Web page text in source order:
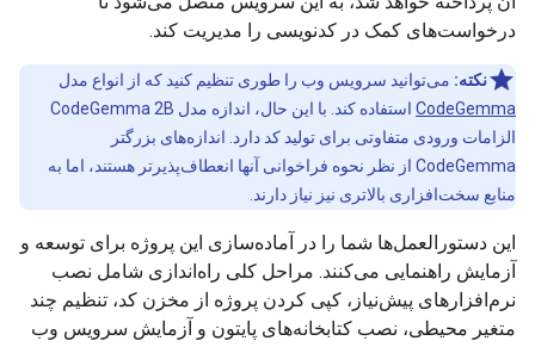
درخواست‌های کمک در کدنویسی را مدیریت کند.
نکته: می‌توانید سرویس وب را طوری تنظیم کنید که از انواع مدل
CodeGemma
استفاده کند. با این حال، اندازه مدل CodeGemma 2B
الزامات ورودی متفاوتی برای تولید کد دارد. اندازه‌های بزرگتر
CodeGemma از نظر نحوه فراخوانی آنها انعطاف‌پذیرتر هستند، اما به
منابع سخت‌افزاری بالاتری نیز نیاز دارند.
این دستورالعمل‌ها شما را در آماده‌سازی این پروژه برای توسعه و
آزمایش راهنمایی می‌کنند. مراحل کلی راه‌اندازی شامل نصب
نرم‌افزارهای پیش‌نیاز، کپی کردن پروژه از مخزن کد، تنظیم چند
متغیر محیطی، نصب کتابخانه‌های پایتون و آزمایش سرویس وب